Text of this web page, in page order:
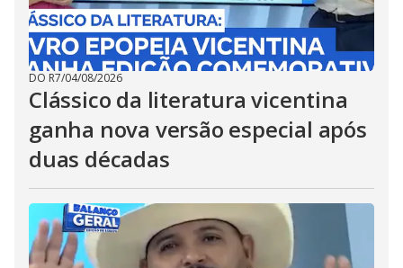
DO R7/04/08/2026
Clássico da literatura vicentina
ganha nova versão especial após
duas décadas